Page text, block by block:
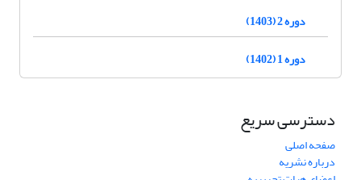
دوره 2 (1403)
دوره 1 (1402)
دسترسی سریع
صفحه اصلی
درباره نشریه